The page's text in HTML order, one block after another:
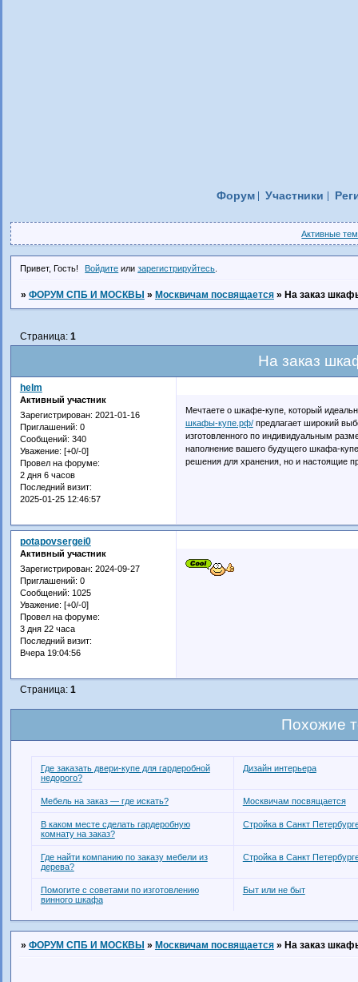
Форум Участники
Активные
Привет, Гость! Войдите илизарегистрируйтесь
» ФОРУМ СПБ И МОСКВЫ » Москвичам посвящается » На заказ
На заказ
Страница: 1
helm
Активный участник
Зарегистрирован: 2021-01-16
Приглашений: 0
Сообщений: 340
Уважение: [+0/-0]
Провел на форуме:
2 дня 6 часов
Последний визит:
2025-01-25 12:46:57
Мечтаете о шкафе-купе, который
шкафы-купе.рф/предлагает широкий
изготовленного по индивидуальным
наполнение вашего будущего шкафа-
решения для хранения, но и настоящие
potapovsergei0
Активный участник
Зарегистрирован: 2024-09-27
Приглашений: 0
Сообщений: 1025
Уважение: [+0/-0]
Провел на форуме:
3 дня 22 часа
Последний визит:
Вчера 19:04:56
Страница: 1
Похожие
Где заказать двери-купе для гардеробной
недорого?
Дизайн интерьера
Мебель на заказ — где искать? Москвичам посвящается
В каком месте сделать гардеробную
комнату на заказ?
Стройка в Санкт
Где найти компанию по заказу мебели из
дерева?
Стройка в Санкт
Помогите с советами по изготовлению
винного шкафа
Быт или не быт
» ФОРУМ СПБ И МОСКВЫ » Москвичам посвящается » На заказ